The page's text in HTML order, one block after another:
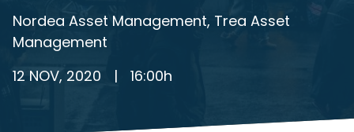
Nordea Asset Management, Trea Asset
Management
12 NOV, 2020
| 16:00h